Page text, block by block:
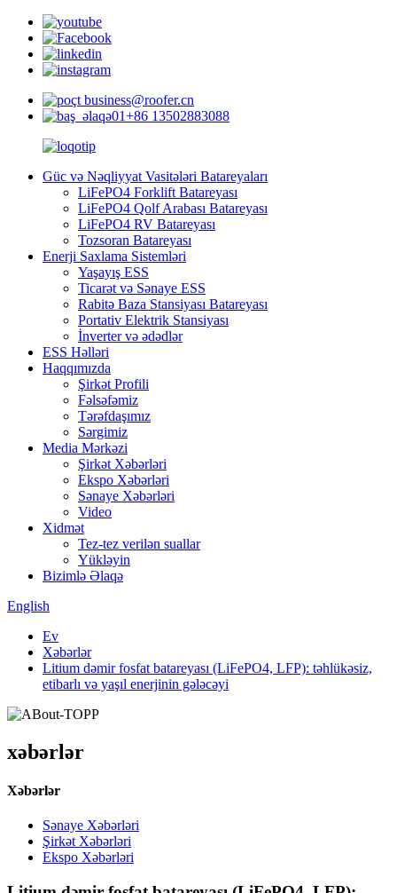
business@roofer.cn
+86 13502883088
Güc və Nəqliyyat Vasitələri Batareyaları
LiFePO4 Forklift Batareyası
LiFePO4 Qolf Arabası Batareyası
LiFePO4 RV Batareyası
Tozsoran Batareyası
Enerji Saxlama Sistemləri
Yaşayış ESS
Ticarət və Sənaye ESS
Rabitə Baza Stansiyası Batareyası
Portativ Elektrik Stansiyası
İnverter və ədədlər
ESS Həlləri
Haqqımızda
Şirkət Profili
Fəlsəfəmiz
Tərəfdaşımız
Sərgimiz
Media Mərkəzi
Şirkət Xəbərləri
Ekspo Xəbərləri
Sənaye Xəbərləri
Video
Xidmət
Tez-tez verilən suallar
Yükləyin
Bizimlə Əlaqə
English
Ev
Xəbərlər
Litium dəmir fosfat batareyası (LiFePO4, LFP): təhlükəsiz,
etibarlı və yaşıl enerjinin gələcəyi
xəbərlər
Xəbərlər
Sənaye Xəbərləri
Şirkət Xəbərləri
Ekspo Xəbərləri